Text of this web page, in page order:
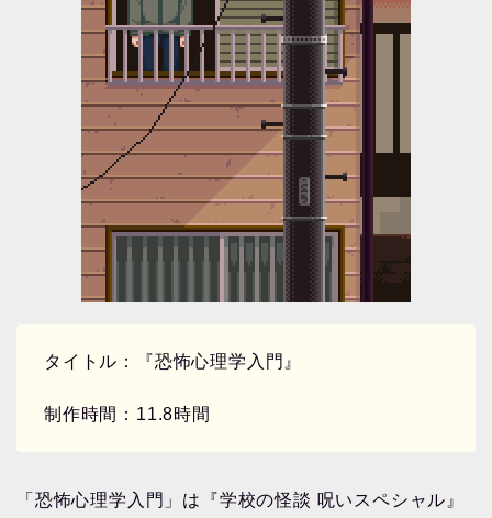
タイトル：『恐怖心理学入門』
制作時間：11.8時間
「恐怖心理学入門」は『学校の怪談 呪いスペシャル』